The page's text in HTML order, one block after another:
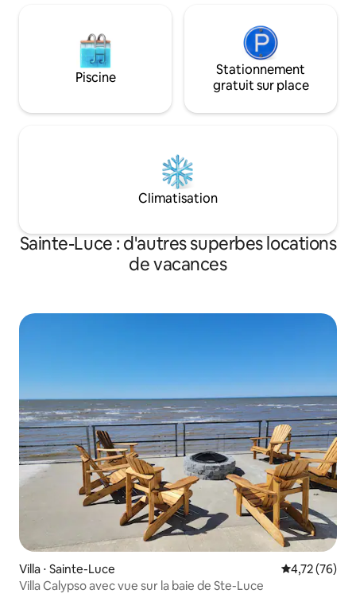
Piscine
Stationnement
gratuit sur place
Climatisation
Sainte-Luce : d'autres superbes locations
de vacances
Villa ⋅ Sainte-Luce Évaluation
4,72 (76)
Villa Calypso avec vue sur la baie de Ste-Luce